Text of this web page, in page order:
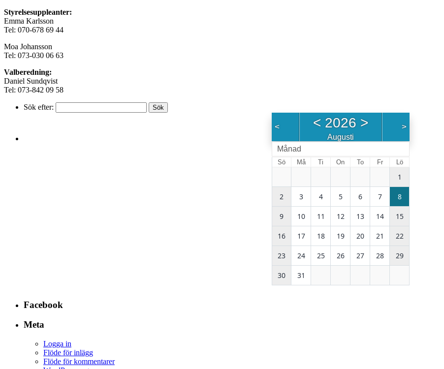
Styrelsesuppleanter:
Emma Karlsson
Tel: 070-678 69 44
Moa Johansson
Tel: 073-030 06 63
Valberedning:
Daniel Sundqvist
Tel: 073-842 09 58
Sök efter:
< < 2026 >
Augusti
>
Månad
Sö Må Ti On To Fr Lö
1
2 3 4 5 6 7 8
9 10 11 12 13 14 15
16 17 18 19 20 21 22
23 24 25 26 27 28 29
30 31
Facebook
Meta
Logga in
Flöde för inlägg
Flöde för kommentarer